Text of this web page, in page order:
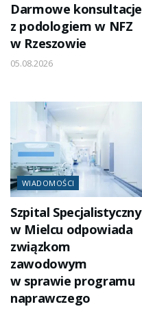
Darmowe konsultacje
z podologiem w NFZ
w Rzeszowie
05.08.2026
WIADOMOŚCI
Szpital Specjalistyczny
w Mielcu odpowiada
związkom
zawodowym
w sprawie programu
naprawczego